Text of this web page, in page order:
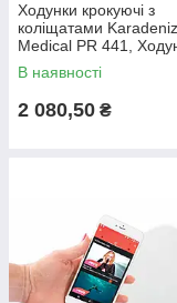
Ходунки крокуючі з
коліщатами Karadeniz
Medical PR 441,
літніх алюмінієвих,
турція
В наявності
2 080,50 ₴